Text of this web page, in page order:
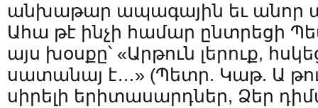
անխաթար ապագային եւ անոր
Ահա թէ ինչի համար ընտրեցի
այս խօսքը՝ «Արթուն լերուք,
սատանայ է…» (Պետր. Կաթ. Ա
սիրելի երիտասարդներ, Ձեր